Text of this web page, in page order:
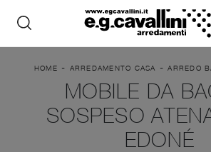
HOME - ARREDAMENTO CASA -ARREDO
MOBILE DA
SOSPESO
EDONÉ